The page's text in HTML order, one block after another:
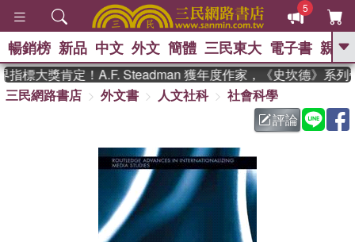
5
GO
熱搜： 東野圭吾 、 高希均教授回憶錄
父親節 、 花開錦
方念華 、 台灣的
李登輝時代 、 數學女孩：黎曼猜想
、 偉大的迷走神經 、
群喵 、 臺灣漫遊錄
暢銷榜 新品 中文 外文 簡體 三民東大 電子書 親子
標大獎肯定！A.F. Steadman 獲年度作家，《史坎德》系列
三民網路書店
外文書 人文社科
社會科學
評論